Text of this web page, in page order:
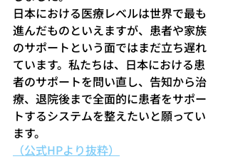
日本における医療レベルは世界で最も
進んだものといえますが、患者や家族
のサポートという面ではまだ立ち遅れ
ています。私たちは、日本における患
者のサポートを問い直し、告知から治
療、退院後まで全面的に患者をサポー
トするシステムを整えたいと願ってい
ます。
（公式HPより抜粋）